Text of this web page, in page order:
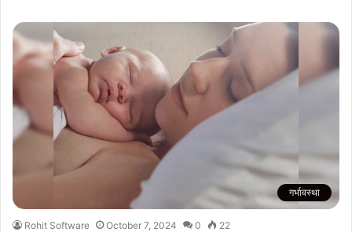
गर्भावस्था
Rohit Software October 7, 2024 0 22